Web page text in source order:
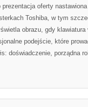
oferty
Toshiba, w tym
obrazu, gdy
podejście, które
doświadczenie, porządna